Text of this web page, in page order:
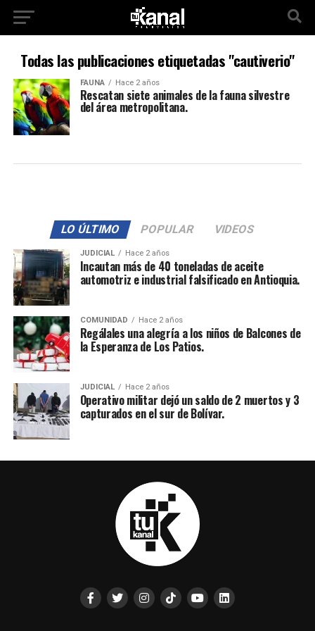
Todas las publicaciones etiquetadas "cautiverio"
FAUNA Hace 2 años
Rescatan siete animales de la fauna silvestre
del área metropolitana.
LO ÚLTIMO POPULAR VIDEOS
JUDICIAL Hace 2 años
Incautan más de 40 toneladas de aceite
automotriz e industrial falsificado en Antioquia.
COMUNIDAD Hace 2 años
Regálales una alegría a los niños de Balcones de
la Esperanza de Los Patios.
JUDICIAL Hace 2 años
Operativo militar dejó un saldo de 2 muertos y 3
capturados en el sur de Bolívar.